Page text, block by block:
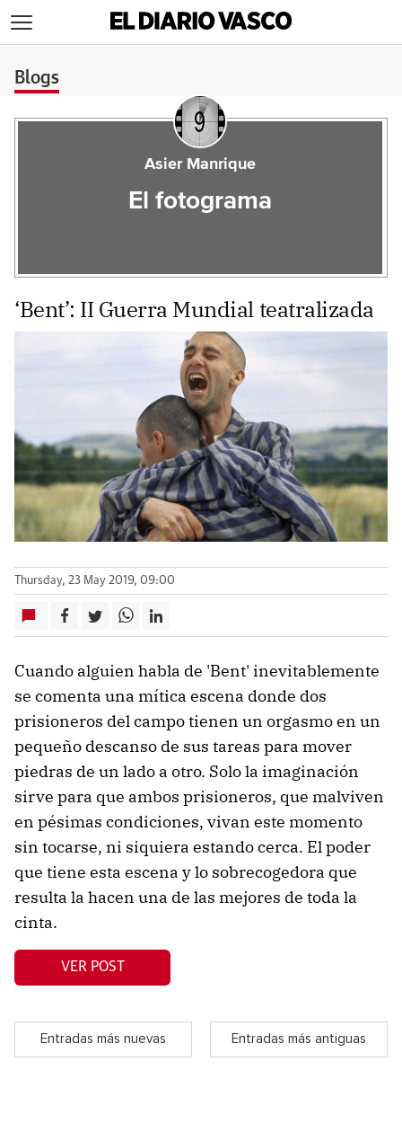
Blogs
Asier Manrique
El fotograma
‘Bent’: II Guerra Mundial teatralizada
Thursday, 23 May 2019, 09:00
Cuando alguien habla de 'Bent' inevitablemente
se comenta una mítica escena donde dos
prisioneros del campo tienen un orgasmo en un
pequeño descanso de sus tareas para mover
piedras de un lado a otro. Solo la imaginación
sirve para que ambos prisioneros, que malviven
en pésimas condiciones, vivan este momento
sin tocarse, ni siquiera estando cerca. El poder
que tiene esta escena y lo sobrecogedora que
resulta la hacen una de las mejores de toda la
cinta.
VER POST
Entradas más nuevas Entradas más antiguas